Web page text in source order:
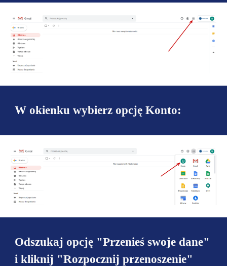
W okienku wybierz opcję Konto:
Odszukaj opcję "Przenieś swoje dane"
i kliknij "Rozpocznij przenoszenie"